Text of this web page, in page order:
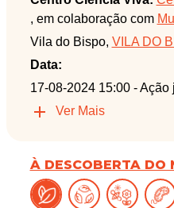
, em colaboração com
Vila do Bispo, VILA DO
Data:
17-08-2024 15:00 - Ação
Ver Mais
À DESCOBERTA DO